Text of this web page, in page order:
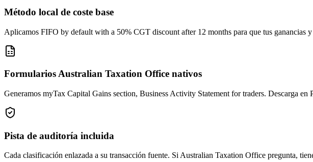
Método local de coste base
Aplicamos FIFO by default with a 50% CGT discount after 12 months para que tus ganancias
Formularios Australian Taxation Office nativos
Generamos myTax Capital Gains section, Business Activity Statement for traders. Descarga
Pista de auditoría incluida
Cada clasificación enlazada a su transacción fuente. Si Australian Taxation Office pregunta,